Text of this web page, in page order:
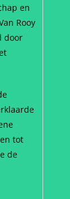
en
Rooy
door
tot
de